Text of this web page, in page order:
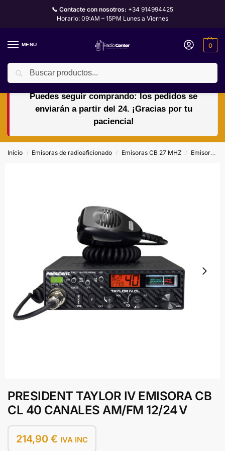
📞 Contacte con nosotros: +34 914994425
Horario: 09:AM – 15PM Lunes a Viernes
MENU 0
🏖️🌴VACACIONES del 10 al 24 de agosto.
Puedes seguir comprando: los pedidos se
enviarán a partir del 24. ¡Gracias por tu
paciencia!
Inicio / Emisoras de radioaficionado / Emisoras CB 27 MHZ / Emisoras President: calidad, tradición y tecnología líder en CB 27 MHz
PRESIDENT TAYLOR IV EMISORA CB
CL 40 CANALES AM/FM 12/24 V
214,90 € IVA INC